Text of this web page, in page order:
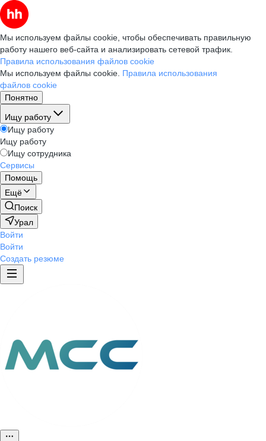
Мы используем файлы cookie, чтобы обеспечивать правильную
работу нашего веб-сайта и анализировать сетевой трафик.
Правила использования файлов cookie
Мы используем файлы cookie. Правила использования
файлов cookie
Понятно
Ищу работу
Ищу работу
Ищу работу
Ищу сотрудника
Сервисы
Помощь
Ещё
Поиск
Урал
Войти
Войти
Создать резюме